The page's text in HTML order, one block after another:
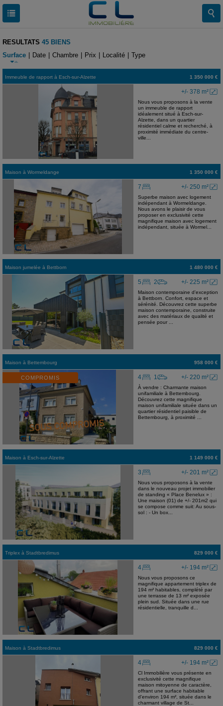
RESULTATS 45 BIENS
Surface
Date Chambre Prix Localité Type
Immeuble de rapport à Esch-sur-Alzette 1 350 000 €
+/- 378 m²
Nous vous proposons à la vente
un immeuble de rapport
idéalement situé à Esch-sur-
Alzette, dans un quartier
résidentiel calme et recherché, à
proximité immédiate du centre-
ville...
Maison à Wormeldange 1 350 000 €
+/- 250 m²
7
Superbe maison avec logement
indépendant à Wormeldange.
Nous avons le plaisir de vous
proposer en exclusivité cette
magnifique maison avec logement
indépendant, située à Wormel...
Maison jumelée à Bettborn 1 480 000 €
+/- 225 m²
5 2
Maison contemporaine d'exception
à Bettborn. Confort, espace et
sérénité. Découvrez cette superbe
maison contemporaine, construite
avec des matériaux de qualité et
pensée pour ...
Maison à Bettembourg 958 000 €
COMPROMIS +/- 220 m²
4 1
À vendre : Charmante maison
unifamiliale à Bettembourg.
Découvrez cette magnifique
maison unifamiliale située dans un
quartier résidentiel paisible de
Bettembourg, à proximité ...
Maison à Esch-sur-Alzette 1 149 000 €
+/- 201 m²
3
Nous vous proposons à la vente
dans le nouveau projet immobilier
de standing « Place Benelux » :
Une maison (01) de +/- 201m2 qui
se compose comme suit: Au sous-
sol : - Un box...
Triplex à Stadtbredimus 829 000 €
+/- 194 m²
4
Nous vous proposons ce
magnifique appartement triplex de
194 m² habitables, complété par
une terrasse de 13 m² exposée
plein sud. Située dans une rue
résidentielle, tranquille d...
Maison à Stadtbredimus 829 000 €
+/- 194 m²
4
Cl Immobilière vous présente en
exclusivité cette magnifique
maison mitoyenne de caractère,
offrant une surface habitable
d'environ 194 m², située dans le
charmant village de St...